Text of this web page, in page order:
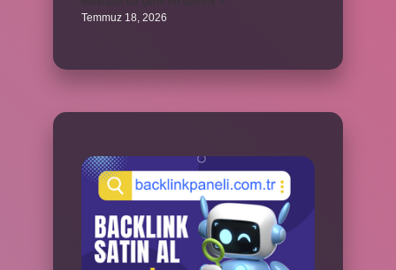
Temmuz 18, 2026